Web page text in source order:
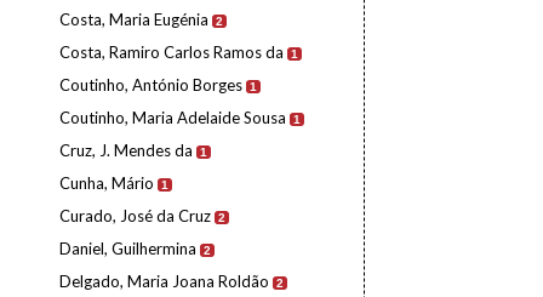
Costa, Maria Eugénia 2
Costa, Ramiro Carlos Ramos da 1
Coutinho, António Borges 1
Coutinho, Maria Adelaide Sousa 1
Cruz, J. Mendes da 1
Cunha, Mário 1
Curado, José da Cruz 2
Daniel, Guilhermina 2
Delgado, Maria Joana Roldão 2